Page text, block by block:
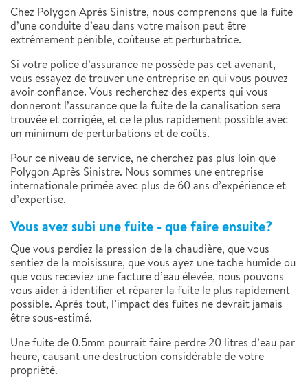
Chez Polygon Après Sinistre, nous comprenons que la fuite
d’une conduite d’eau dans votre maison peut être
extrêmement pénible, coûteuse et perturbatrice.
Si votre police d’assurance ne possède pas cet avenant,
vous essayez de trouver une entreprise en qui vous pouvez
avoir confiance. Vous recherchez des experts qui vous
donneront l’assurance que la fuite de la canalisation sera
trouvée et corrigée, et ce le plus rapidement possible avec
un minimum de perturbations et de coûts.
Pour ce niveau de service, ne cherchez pas plus loin que
Polygon Après Sinistre. Nous sommes une entreprise
internationale primée avec plus de 60 ans d’expérience et
d’expertise.
Vous avez subi une fuite - que faire ensuite?
Que vous perdiez la pression de la chaudière, que vous
sentiez de la moisissure, que vous ayez une tache humide ou
que vous receviez une facture d’eau élevée, nous pouvons
vous aider à identifier et réparer la fuite le plus rapidement
possible. Après tout, l’impact des fuites ne devrait jamais
être sous-estimé.
Une fuite de 0.5mm pourrait faire perdre 20 litres d’eau par
heure, causant une destruction considérable de votre
propriété.